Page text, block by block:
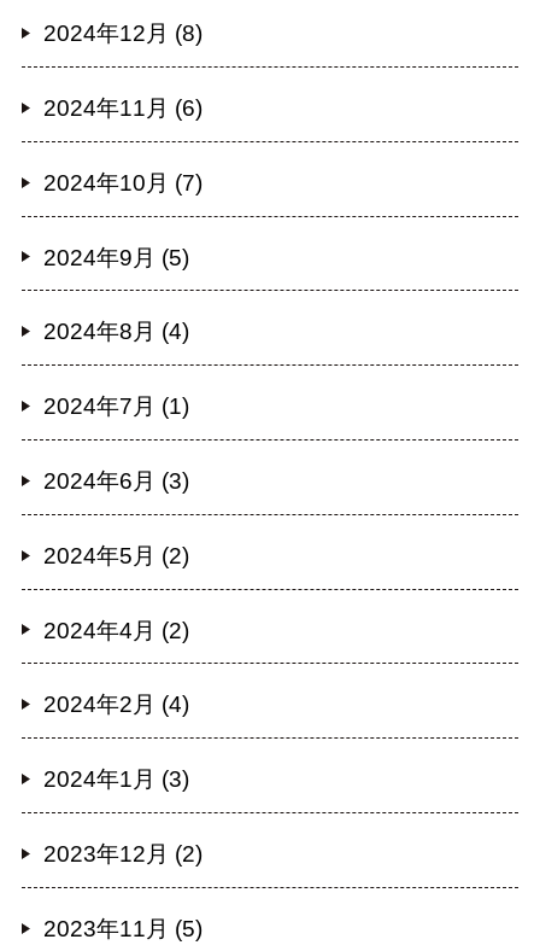
2024年12月 (8)
2024年11月 (6)
2024年10月 (7)
2024年9月 (5)
2024年8月 (4)
2024年7月 (1)
2024年6月 (3)
2024年5月 (2)
2024年4月 (2)
2024年2月 (4)
2024年1月 (3)
2023年12月 (2)
2023年11月 (5)